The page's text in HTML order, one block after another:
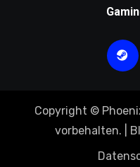
Copyright ©
vorbehalten.